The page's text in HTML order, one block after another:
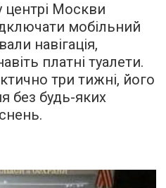
центрі Москви
мобільний
навігація,
платні туалети.
три тижні, його
без будь-яких